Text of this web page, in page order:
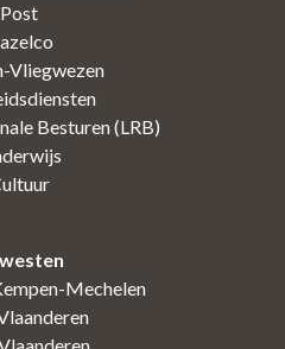
Post
Vliegwezen
Besturen (LRB)
Mechelen